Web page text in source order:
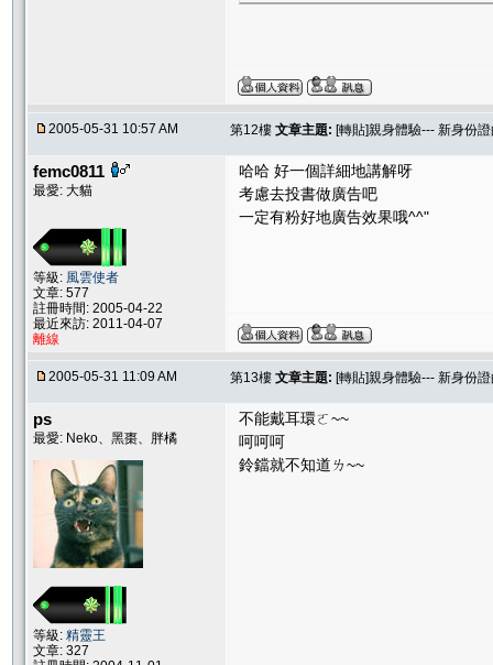
2005-05-31 10:57 AM 第12樓 文章主題: [轉貼]親身體驗--- 新身份
femc0811
最愛: 大貓
等級: 風雲使者
文章: 577
註冊時間: 2005-04-22
最近來訪: 2011-04-07
離線
哈哈 好一個詳細地講解呀
考慮去投書做廣告吧
一定有粉好地廣告效果哦^^"
2005-05-31 11:09 AM 第13樓 文章主題: [轉貼]親身體驗--- 新身份
ps
最愛: Neko、黑棗、胖橘
等級: 精靈王
文章: 327
不能戴耳環ㄛ~~
呵呵呵
鈴鐺就不知道ㄌ~~